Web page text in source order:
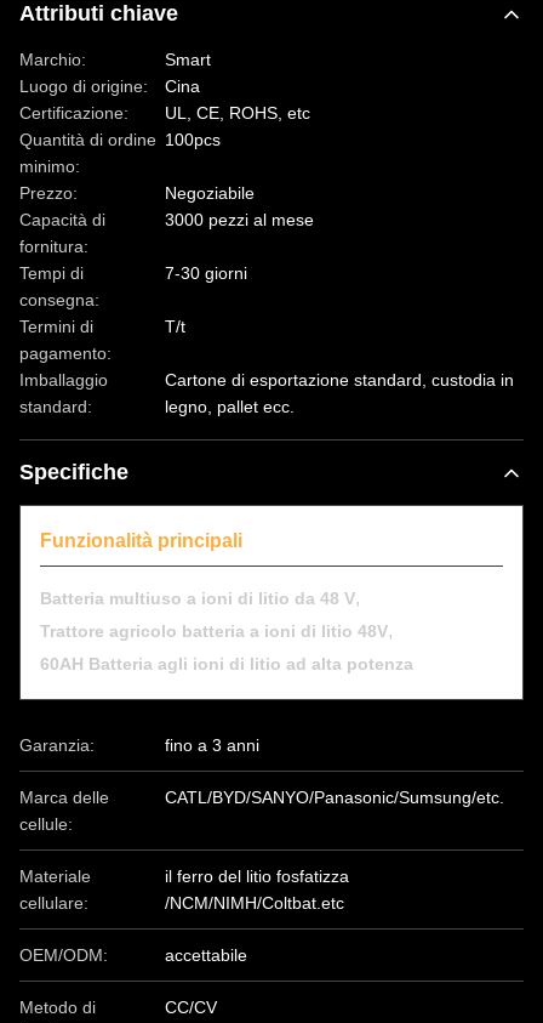
Attributi chiave
Marchio:
Smart
Luogo di origine:
Cina
Certificazione:
UL, CE, ROHS, etc
Quantità di ordine
minimo:
100pcs
Prezzo:
Negoziabile
Capacità di
fornitura:
3000 pezzi al mese
Tempi di
consegna:
7-30 giorni
Termini di
pagamento:
T/t
Imballaggio
standard:
Cartone di esportazione standard, custodia in
legno, pallet ecc.
Specifiche
Funzionalità principali
Batteria multiuso a ioni di litio da 48 V,
Trattore agricolo batteria a ioni di litio 48V,
60AH Batteria agli ioni di litio ad alta potenza
Garanzia: fino a 3 anni
Marca delle
cellule:
CATL/BYD/SANYO/Panasonic/Sumsung/etc.
Materiale
cellulare:
il ferro del litio fosfatizza
/NCM/NIMH/Coltbat.etc
OEM/ODM: accettabile
Metodo di
CC/CV